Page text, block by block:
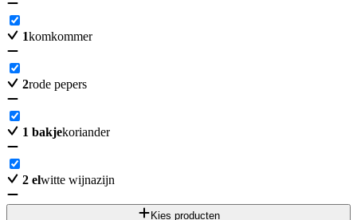
1komkommer
2rode pepers
1 bakjekoriander
2 elwitte wijnazijn
Kies producten